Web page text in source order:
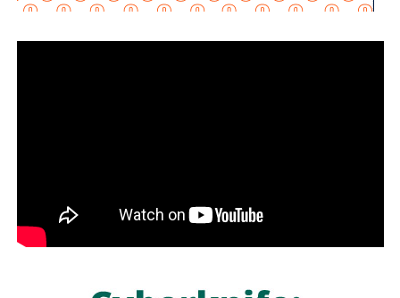
Y cada mes se va a estar informando de los contratos
Señaló que la información de todas las actividades de
transparentarse, tal y como lo establece el artículo 6 de la